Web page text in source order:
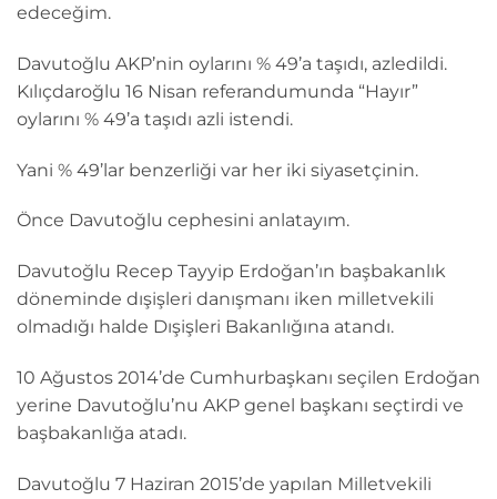
edeceğim.
Davutoğlu AKP’nin oylarını % 49’a taşıdı, azledildi.
Kılıçdaroğlu 16 Nisan referandumunda “Hayır”
oylarını % 49’a taşıdı azli istendi.
Yani % 49’lar benzerliği var her iki siyasetçinin.
Önce Davutoğlu cephesini anlatayım.
Davutoğlu Recep Tayyip Erdoğan’ın başbakanlık
döneminde dışişleri danışmanı iken milletvekili
olmadığı halde Dışişleri Bakanlığına atandı.
10 Ağustos 2014’de Cumhurbaşkanı seçilen Erdoğan
yerine Davutoğlu’nu AKP genel başkanı seçtirdi ve
başbakanlığa atadı.
Davutoğlu 7 Haziran 2015’de yapılan Milletvekili